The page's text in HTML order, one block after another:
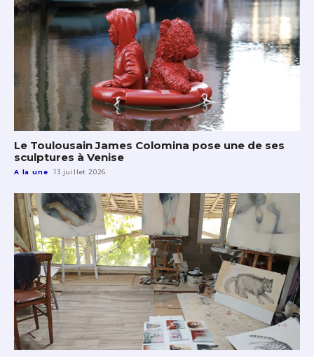
Le Toulousain James Colomina pose une de ses
sculptures à Venise
A la une 13 juillet 2026